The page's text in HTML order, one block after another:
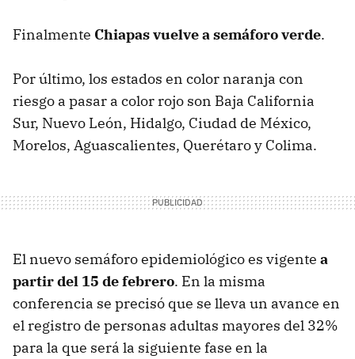
Finalmente Chiapas vuelve a semáforo verde.
Por último, los estados en color naranja con
riesgo a pasar a color rojo son Baja California
Sur, Nuevo León, Hidalgo, Ciudad de México,
Morelos, Aguascalientes, Querétaro y Colima.
El nuevo semáforo epidemiológico es vigente a
partir del 15 de febrero. En la misma
conferencia se precisó que se lleva un avance en
el registro de personas adultas mayores del 32%
para la que será la siguiente fase en la